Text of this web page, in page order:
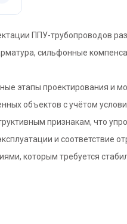
ППУ-трубопроводов
сильфонные
этапы проектирования и
объектов с учётом
признакам, что
и соответствие
которым требуется